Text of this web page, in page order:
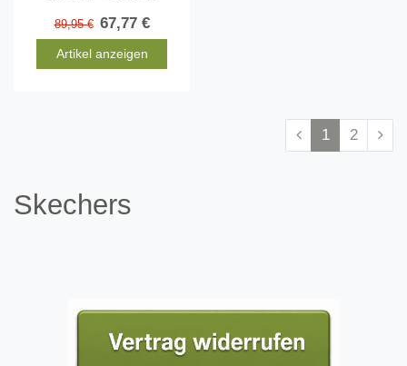
89,95 € 67,77 €
Artikel anzeigen
1 2
Skechers